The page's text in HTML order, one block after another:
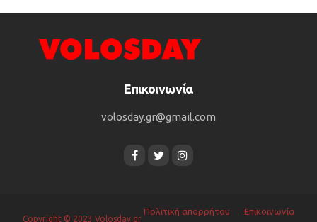
Επικοινωνία
volosday.gr@gmail.com
Copyright © 2023 Volosday.gr
Πολιτική απορρήτου Επικοινωνία